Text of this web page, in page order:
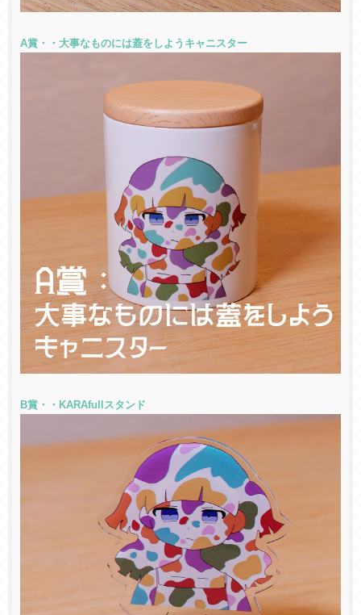
A賞・・大事なものには蓋をしようキャニスター
B賞・・KARAfullスタンド